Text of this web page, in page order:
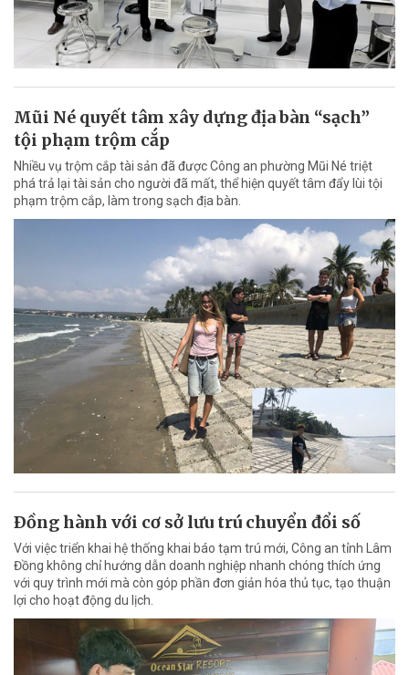
Mũi Né quyết tâm xây dựng địa bàn “sạch”
tội phạm trộm cắp
Nhiều vụ trộm cắp tài sản đã được Công an phường Mũi Né triệt
phá trả lại tài sản cho người đã mất, thể hiện quyết tâm đẩy lùi tội
phạm trộm cắp, làm trong sạch địa bàn.
Ðồng hành với cơ sở lưu trú chuyển đổi số
Với việc triển khai hệ thống khai báo tạm trú mới, Công an tỉnh Lâm
Đồng không chỉ hướng dẫn doanh nghiệp nhanh chóng thích ứng
với quy trình mới mà còn góp phần đơn giản hóa thủ tục, tạo thuận
lợi cho hoạt động du lịch.